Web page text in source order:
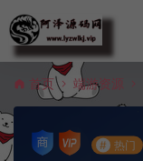
首页 端游资源
# 热门